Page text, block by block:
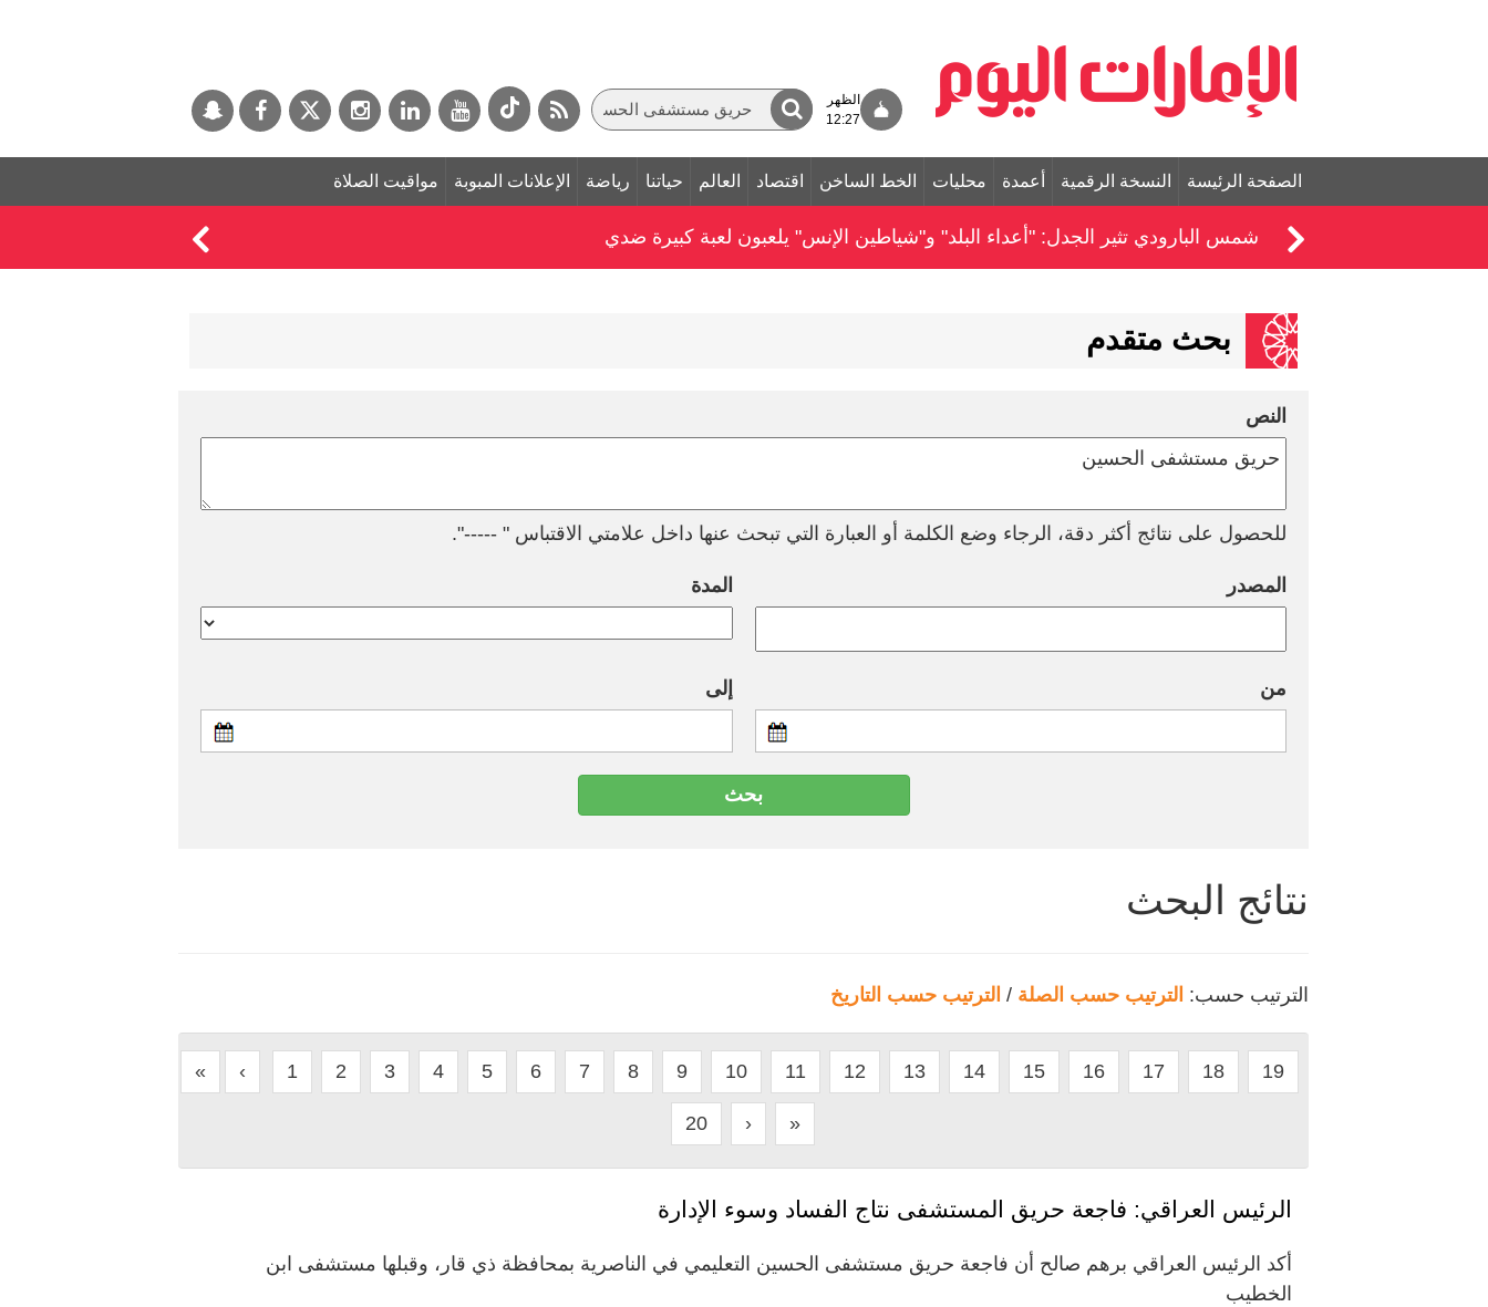
الظهر
12:27
الصفحة الرئيسة النسخة الرقمية أعمدة محليات الخط الساخن اقتصاد العالم حياتنا رياضة الإعلانات المبوبة مواقيت الصلاة
شمس البارودي تثير الجدل: "أعداء البلد" و"شياطين الإنس" يلعبون لعبة كبيرة ضدي
بحث متقدم
النص
للحصول على نتائج أكثر دقة، الرجاء وضع الكلمة أو العبارة التي تبحث عنها داخل علامتي الاقتباس " -----".
المصدر المدة
من إلى
نتائج البحث
الترتيب حسب: الترتيب حسب الصلة / الترتيب حسب التاريخ
« ‹ 1 2 3 4 5 6 7 8 9 10 11 12 13 14 15 16 17 18 19
20 › »
الرئيس العراقي: فاجعة حريق المستشفى نتاج الفساد وسوء الإدارة
أكد الرئيس العراقي برهم صالح أن فاجعة حريق مستشفى الحسين التعليمي في الناصرية بمحافظة ذي قار، وقبلها مستشفى ابن
الخطيب